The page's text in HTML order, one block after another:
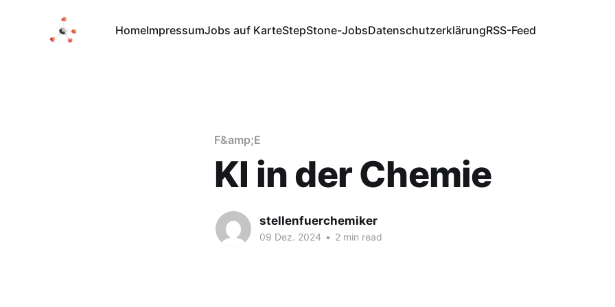
HomeImpressumJobs auf KarteStepStone-JobsDatenschutzerklärungRSS-Feed
F&amp;E
KI in der Chemie
stellenfuerchemiker
09 Dez. 2024 • 2 min read